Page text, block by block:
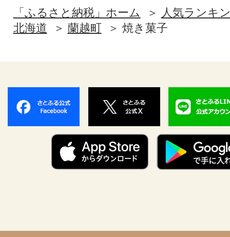
「ふるさと納税」ホーム
人気ランキ
北海道
蘭越町 焼き菓子